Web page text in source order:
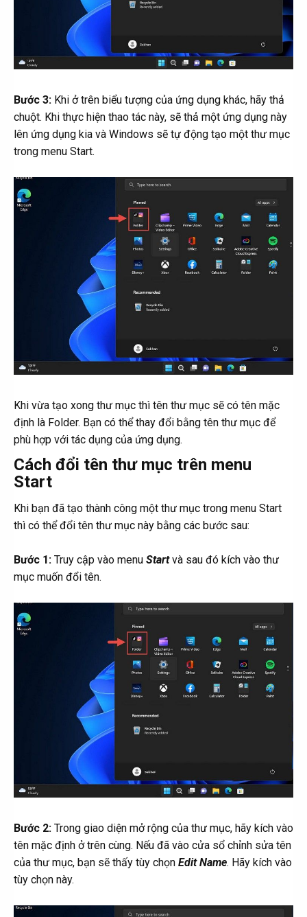
Bước 3: Khi ở trên biểu tượng của ứng dụng khác, hãy thả
chuột. Khi thực hiện thao tác này, sẽ thả một ứng dụng này
lên ứng dụng kia và Windows sẽ tự động tạo một thư mục
trong menu Start.
Khi vừa tạo xong thư mục thì tên thư mục sẽ có tên mặc
định là Folder. Bạn có thể thay đổi bằng tên thư mục để
phù hợp với tác dụng của ứng dụng.
Cách đổi tên thư mục trên menu
Start
Khi bạn đã tạo thành công một thư mục trong menu Start
thì có thể đổi tên thư mục này bằng các bước sau:
Bước 1: Truy cập vào menu Startvà sau đó kích vào thư
mục muốn đổi tên.
Bước 2: Trong giao diện mở rộng của thư mục, hãy kích vào
tên mặc định ở trên cùng. Nếu đã vào cửa sổ chỉnh sửa tên
của thư mục, bạn sẽ thấy tùy chọn Edit Name. Hãy kích vào
tùy chọn này.